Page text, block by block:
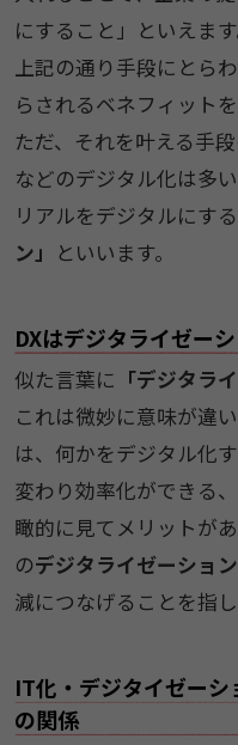
にすること」といえます
上記の通り手段にとら
らされるベネフィットを
ただ、それを叶える手
などのデジタル化は多
リアルをデジタルにす
ン」 といいます。
DXはデジタライゼー
似た言葉に 「デジタラ
これは微妙に意味が違い
は、何かをデジタル化
変わり効率化ができる、
瞰的に見てメリットが
のデジタライゼーション
減につなげることを指し
IT化・デジタイゼー
の関係